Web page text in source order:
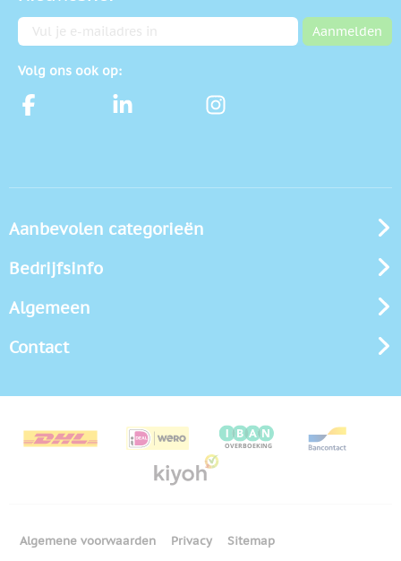
E-mailadres Aanmelden
Volg ons ook op:
Aanbevolen categorieën
Bedrijfsinfo
Algemeen
Contact
Algemene voorwaarden Privacy Sitemap